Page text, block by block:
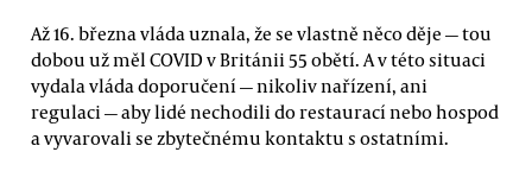
Až 16. března vláda uznala, že se vlastně něco děje — tou
dobou už měl COVID v Británii 55 obětí. A v této situaci
vydala vláda doporučení — nikoliv nařízení, ani
regulaci — aby lidé nechodili do restaurací nebo hospod
a vyvarovali se zbytečnému kontaktu s ostatními.